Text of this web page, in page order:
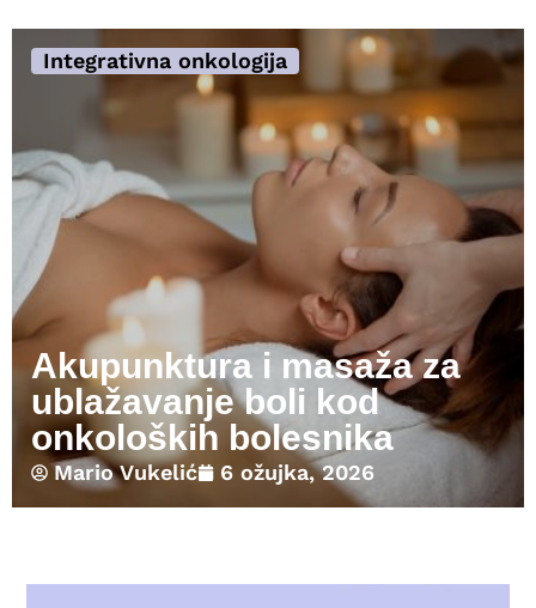
Integrativna onkologija
Akupunktura i masaža za
ublažavanje boli kod
onkoloških bolesnika
Mario Vukelić 6 ožujka, 2026